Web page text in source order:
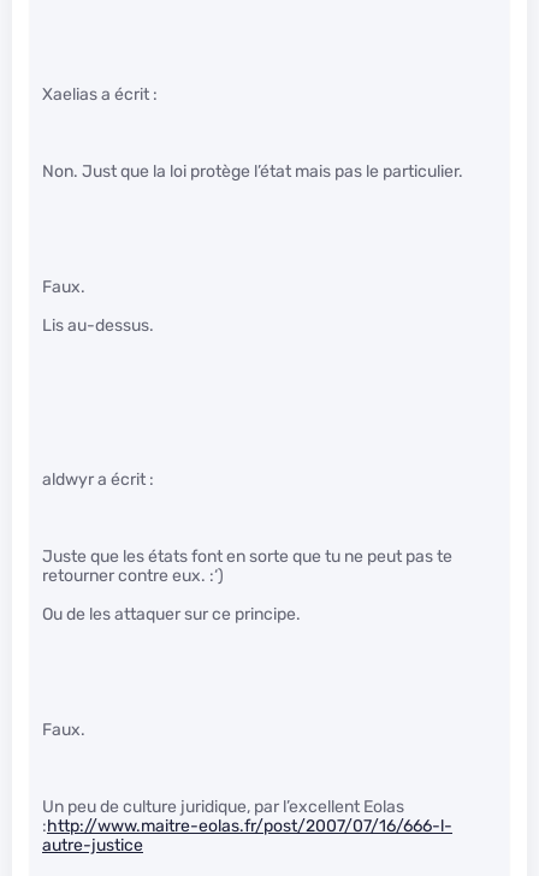
Xaelias a écrit :
Non. Just que la loi protège l’état mais pas le particulier.
Faux.
Lis au-dessus.
aldwyr a écrit :
Juste que les états font en sorte que tu ne peut pas te
retourner contre eux. :‘)
Ou de les attaquer sur ce principe.
Faux.
Un peu de culture juridique, par l’excellent Eolas
:http://www.maitre-eolas.fr/post/2007/07/16/666-l-
autre-justice